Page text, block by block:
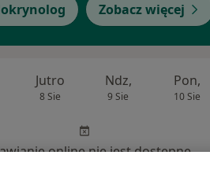
Zobacz więcej
Jutro
8 Sie
Ndz,
9 Sie
Pon,
10 Sie
online nie jest dostępne